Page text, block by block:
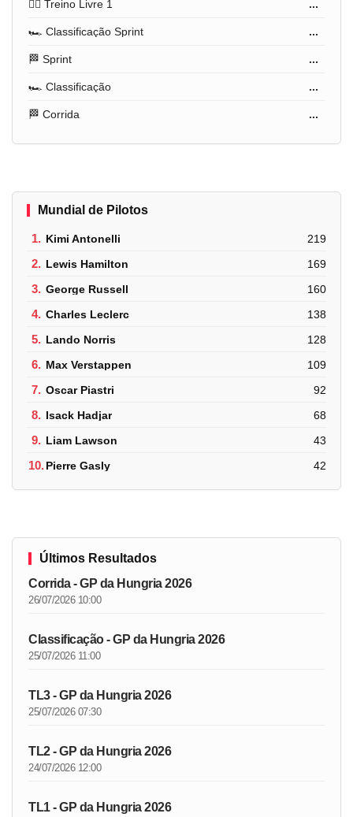
🏋️‍♂️ Treino Livre 1 ...
🏎️ Classificação Sprint ...
🏁 Sprint ...
🏎️ Classificação ...
🏁 Corrida ...
Mundial de Pilotos
1. Kimi Antonelli 219
2. Lewis Hamilton 169
3. George Russell 160
4. Charles Leclerc 138
5. Lando Norris 128
6. Max Verstappen 109
7. Oscar Piastri 92
8. Isack Hadjar 68
9. Liam Lawson 43
10.Pierre Gasly 42
Últimos Resultados
Corrida - GP da Hungria 2026
26/07/2026 10:00
Classificação - GP da Hungria 2026
25/07/2026 11:00
TL3 - GP da Hungria 2026
25/07/2026 07:30
TL2 - GP da Hungria 2026
24/07/2026 12:00
TL1 - GP da Hungria 2026